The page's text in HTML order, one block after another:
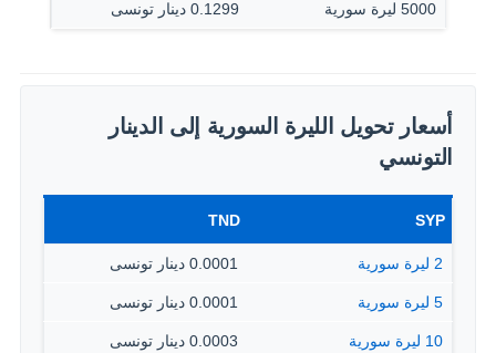
5000 ليرة سورية 0.1299 دينار تونسى
أسعار تحويل الليرة السورية إلى الدينار
التونسي
SYP
TND
2 ليرة سورية 0.0001 دينار تونسى
5 ليرة سورية 0.0001 دينار تونسى
10 ليرة سورية 0.0003 دينار تونسى